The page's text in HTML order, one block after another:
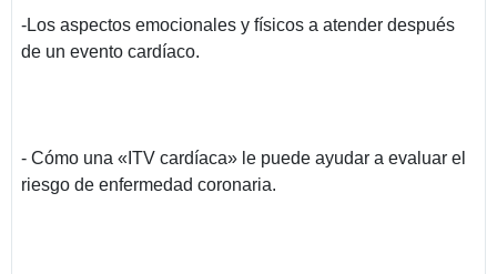
-Los aspectos emocionales y físicos a atender después
de un evento cardíaco.
- Cómo una «ITV cardíaca» le puede ayudar a evaluar el
riesgo de enfermedad coronaria.